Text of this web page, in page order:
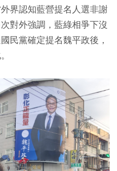
界認知藍營提名人選非謝
對外強調，藍綠相爭下沒
民黨確定提名魏平政後，